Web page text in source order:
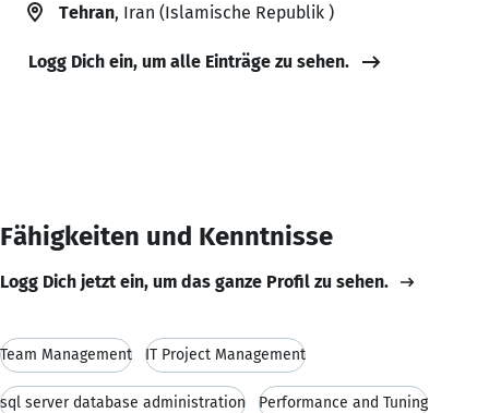
Tehran, Iran (Islamische Republik )
Logg Dich ein, um alle Einträge zu sehen.
Fähigkeiten und Kenntnisse
Logg Dich jetzt ein, um das ganze Profil zu sehen.
Team Management IT Project Management
sql server database administration Performance and Tuning